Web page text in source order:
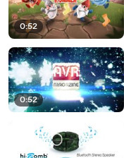
0:52
0:52